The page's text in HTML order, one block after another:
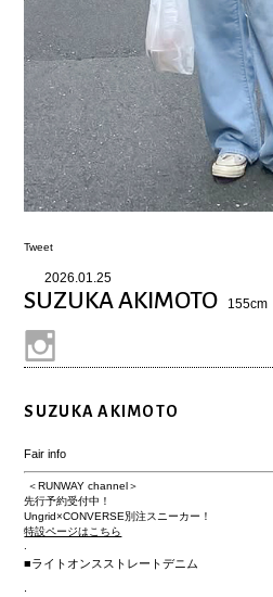
Tweet
2026.01.25
SUZUKA AKIMOTO 155cm
SUZUKA AKIMOTO
Fair info
＜RUNWAY channel＞
先行予約受付中！
Ungrid×CONVERSE別注スニーカー！
特設ページはこちら
.
■ライトオンスストレートデニム